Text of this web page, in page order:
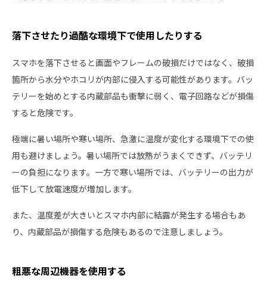
落下させたり過酷な環境下で使用したりする
スマホを落下させると画面やフレームの破損だけではなく、破損
箇所から水分やホコリが内部に侵入する可能性があります。バッ
テリーを始めとする内蔵部品も衝撃に弱く、電子回路などが損傷
すると危険です。
極端に暑い場所や寒い場所、急激に温度が変化する環境下での使
用も避けましょう。暑い場所では放熱がうまくできず、バッテリ
ーの負担になります。一方で寒い場所では、バッテリーの出力が
低下して放電速度が増加します。
また、温度差が大きいとスマホ内部に結露が発生する場合もあ
り、内蔵部品が損傷する危険もあるので注意しましょう。
粗悪な周辺機器を使用する